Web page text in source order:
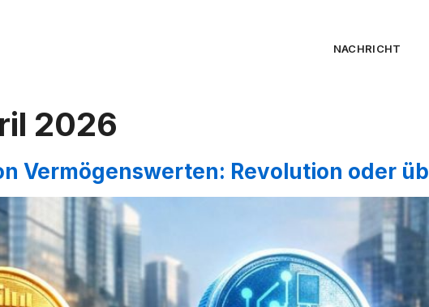
NACHRICHT
2026
Vermögenswerten: Revolution oder